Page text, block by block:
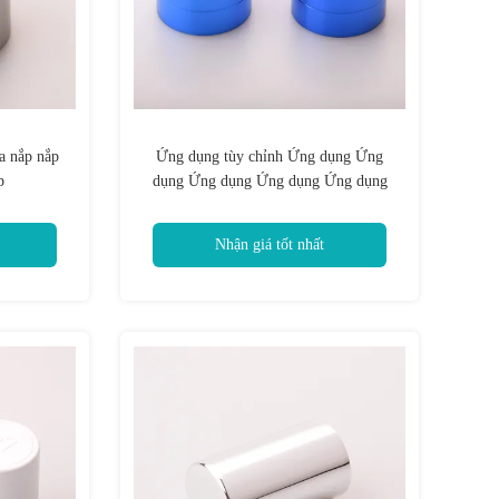
nắp nắp
Ứng dụng tùy chỉnh Ứng dụng Ứng
dụng Ứng dụng Ứng dụng Ứng dụng
Nhận giá tốt nhất